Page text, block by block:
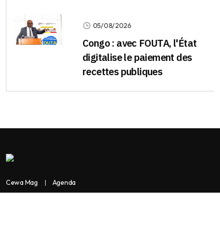
05/08/2026
Congo : avec FOUTA, l'État
digitalise le paiement des
recettes publiques
Cewa Mag Agenda